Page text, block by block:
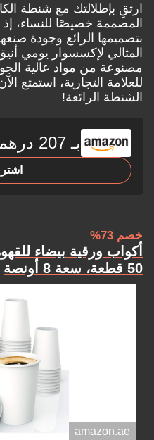
ارتقِ بإطلالتك مع شنطة
المصممة خصيصًا للنساء، إذ
بتصميمها الرائع وجودة صنعها
المثالي لإكسسوار يومي
مصنوعة من مواد عالية
الشنطة الرائعة!
بـ 207 درهم
خصم 73%
أكواب ورقية بيضاء
50 قطعة، سعة 8 أونصة
amazon.ae